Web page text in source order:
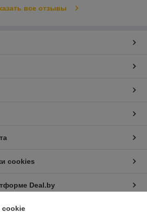
все отзывы
cookies
Deal.by
cookie